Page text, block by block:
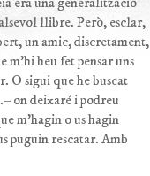
llibre. Però, esclar,
un amic, discretament,
heu fet pensar uns
O sigui que he buscat
on deixaré i podreu
m'hagin o us hagin
puguin rescatar. Amb